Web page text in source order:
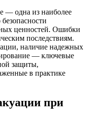
— одна из наиболее
ценностей. Ошибки
последствиям.
наличие надежных
— ключевые
защиты,
в практике
при